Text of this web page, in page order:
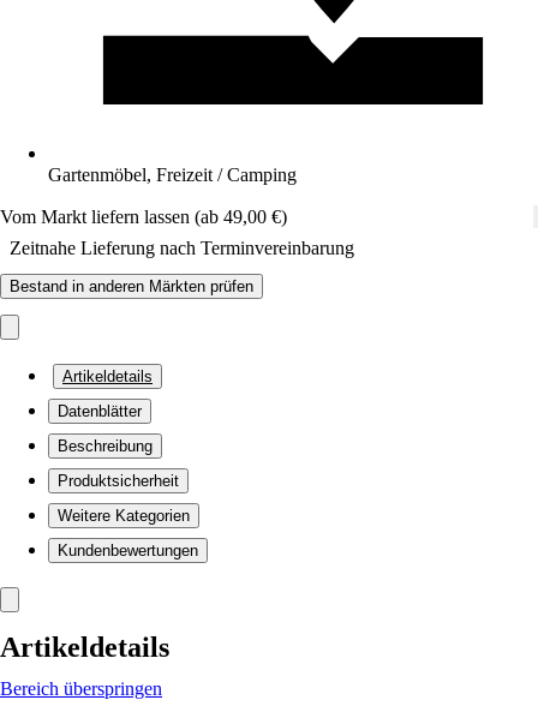
Gartenmöbel, Freizeit / Camping
Vom Markt liefern lassen (ab 49,00 €)
Zeitnahe Lieferung nach Terminvereinbarung
Bestand in anderen Märkten prüfen
Artikeldetails
Datenblätter
Beschreibung
Produktsicherheit
Weitere Kategorien
Kundenbewertungen
Artikeldetails
Bereich überspringen